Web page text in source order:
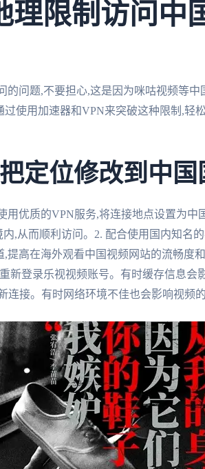
理限制访问中
问题,不要担心,这是因为咪咕视频等中
使用加速器和VPN来突破这种限制,轻
定位修改到中国
用优质的VPN服务,将连接地点设置为中
,从而顺利访问。2. 配合使用国内知名
高在海外观看中国视频网站的流畅度
新登录乐视视频账号。有时缓存信息会
接。有时网络环境不佳也会影响视频的